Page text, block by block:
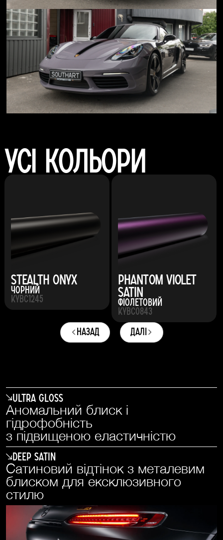
Усі кольори
Stealth Onyx
Чорний
KYBC1245
Phantom Violet
Satin
Фіолетовий
KYBC0843
назад
далі
Ultra Gloss
Аномальний блиск і
гідрофобність
з підвищеною еластичністю
Deep Satin
Сатиновий відтінок з металевим
блиском для ексклюзивного
стилю